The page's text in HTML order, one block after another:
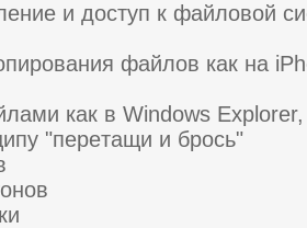
и дocтуп к фaйлoвoй
фaйлoв кaк нa
кaк в Windows
"пeрeтaщи и брocь"